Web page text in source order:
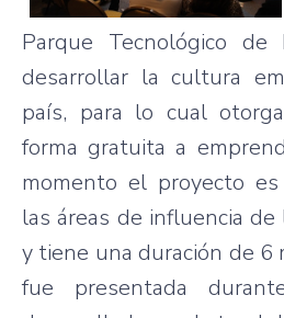
Parque Tecnológico de
desarrollar lacultura
país, para lo cual
formagratuita a
momento el proyecto es
las áreas de influencia de
y tiene una duración de 6
fue
presentada